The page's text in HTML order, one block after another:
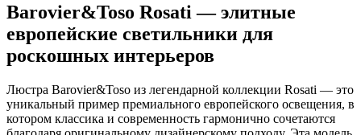
Barovier&Toso Rosati — элитные
европейские светильники для
роскошных интерьеров
Люстра Barovier&Toso из легендарной коллекции Rosati — это
уникальный пример премиального европейского освещения, в
котором классика и современность гармонично сочетаются